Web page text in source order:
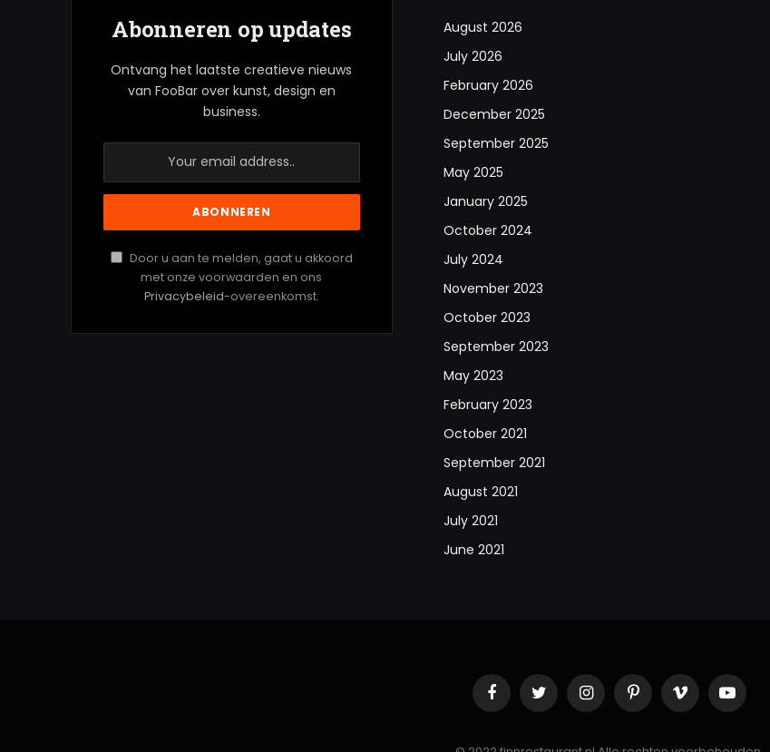
Abonneren op updates
Ontvang het laatste creatieve nieuws
van FooBar over kunst, design en
business.
Door u aan te melden, gaat u akkoord
met onze voorwaarden en ons
Privacybeleid-overeenkomst.
August 2026
July 2026
February 2026
December 2025
September 2025
May 2025
January 2025
October 2024
July 2024
November 2023
October 2023
September 2023
May 2023
February 2023
October 2021
September 2021
August 2021
July 2021
June 2021
FacebookTwitter InstagramPinterestVimeo YouTube